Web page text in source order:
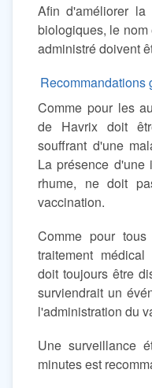
Afin d'améliorer la
biologiques, le
administré doivent
Recommandations
Comme pour les
de Havrix doit
souffrant d'une
La présence d'une
rhume, ne doit
vaccination.
Comme pour
traitement
doit toujours être
surviendrait un
l'administration du
Une surveillance
minutes est